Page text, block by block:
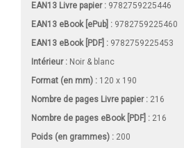
EAN13 Livre papier : 9782759225446
EAN13 eBook [ePub] : 9782759225460
EAN13 eBook [PDF] : 9782759225453
Intérieur : Noir & blanc
Format (en mm) : 120 x 190
Nombre de pages Livre papier: 216
Nombre de pages eBook [PDF] : 216
Poids (en grammes) : 200